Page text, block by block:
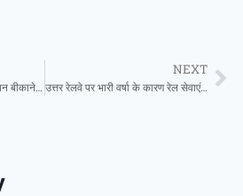
राजस्थान अकाउंटेंट्स एसोसिएशन बीकानेर के चुनाव में भाटी ने जिलाध्यक्ष पद पर मारी बाजी
NEXT
उत्तर रेलवे पर भारी वर्षा के कारण रेल सेवाएं प्रभावित ,यहां देखें पूरी सूची